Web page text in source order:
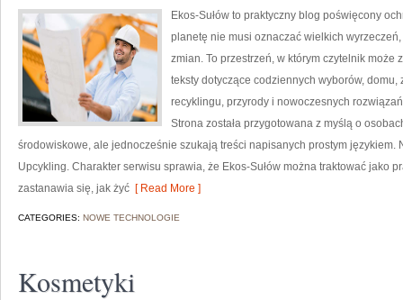
Ekos-Sułów to praktyczny blog poświęcony
planetę nie musi oznaczać wielkich
zmian. To przestrzeń, w którym czytelnik może
teksty dotyczące codziennych wyborów,
recyklingu, przyrody i nowoczesnych
Strona została przygotowana z myślą o
środowiskowe, ale jednocześnie szukają treści napisanych prostym językiem.
Upcykling. Charakter serwisu sprawia, że Ekos-Sułów można traktować jako
zastanawia się, jak żyć [ Read More ]
CATEGORIES: NOWE TECHNOLOGIE
Kosmetyki